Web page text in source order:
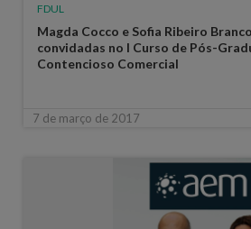
FDUL
Magda Cocco e Sofia Ribeiro
convidadas no I Curso de Pós-
Contencioso Comercial
7 de março de 2017